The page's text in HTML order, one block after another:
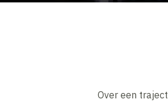
Over een